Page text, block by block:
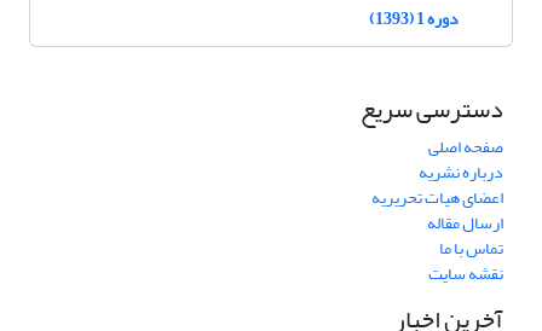
دوره 1 (1393)
دسترسی سریع
صفحه اصلی
درباره نشریه
اعضای هیات تحریریه
ارسال مقاله
تماس با ما
نقشه سایت
آخرین اخبار